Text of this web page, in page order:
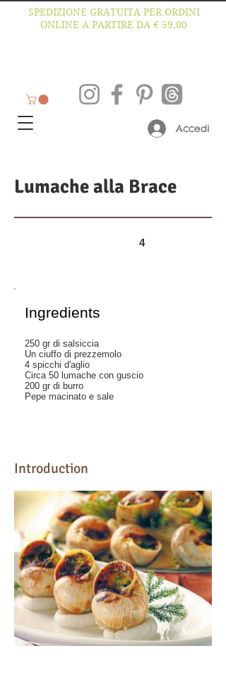
SPEDIZIONE GRATUITA PER ORDINI
ONLINE A PARTIRE DA € 59,00
Accedi
Lumache alla Brace
4
Ingredients
250 gr di salsiccia
Un ciuffo di prezzemolo
4 spicchi d'aglio
Circa 50 lumache con guscio
200 gr di burro
Pepe macinato e sale
Introduction